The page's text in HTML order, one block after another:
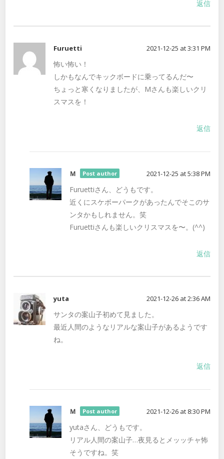
返信
Furuetti 2021-12-25 at 3:31 PM
怖い怖い！
しかもなんでキックボードに乗ってるんだ〜
ちょっと寒くなりましたが、Mさんも楽しいクリ
スマスを！
返信
Ｍ Post author 2021-12-25 at 5:38 PM
Furuettiさん、どうもです。
近くにスケボーパークがあったんでそこのサ
ンタかもしれません。笑
Furuettiさんも楽しいクリスマスを〜。(^^)
返信
yuta 2021-12-26 at 2:36 AM
サンタの案山子初めて見ました。
最近人間のようなリアルな案山子があるようです
ね。
返信
Ｍ Post author 2021-12-26 at 8:30 PM
yutaさん、どうもです。
リアル人間の案山子…夜見るとメッッチャ怖
そうですね。笑